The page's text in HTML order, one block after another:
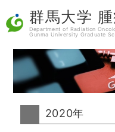
群馬大学
Department of Radiation
Gunma University Graduate
2020年